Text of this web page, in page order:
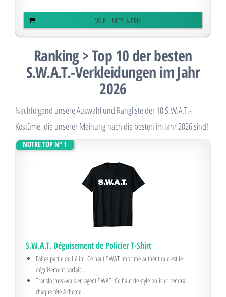
VOIR : INFOS & PRIX
Ranking > Top 10 der besten
S.W.A.T.-Verkleidungen im Jahr
2026
Nachfolgend unsere Auswahl und Rangliste der 10 S.W.A.T.-
Kostüme, die unserer Meinung nach die besten im Jahr 2026 sind!
NOTRE TOP N° 1
S.W.A.T. Déguisement de Policier T-Shirt
Faites partie de l'élite. Ce haut SWAT imprimé authentique est le
déguisement parfait...
Transformez-vous en agent SWAT! Ce haut de style policier rendra
chaque fête à thème...